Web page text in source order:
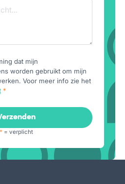
dat mijn
worden gebruikt om mijn
Voor meer info zie het
*
* = verplicht